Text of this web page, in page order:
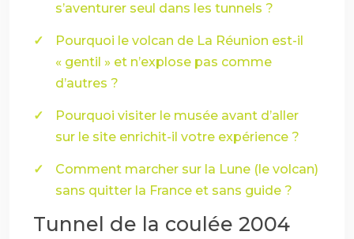
s’aventurer seul dans les tunnels ?
Pourquoi le volcan de La Réunion est-il
« gentil » et n’explose pas comme
d’autres ?
Pourquoi visiter le musée avant d’aller
sur le site enrichit-il votre expérience ?
Comment marcher sur la Lune (le volcan)
sans quitter la France et sans guide ?
Tunnel de la coulée 2004